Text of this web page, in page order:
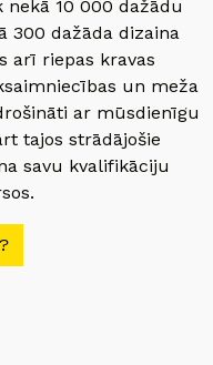
10 000 dažādu
300 dažāda dizaina
arī riepas kravas
un meža
ar mūsdienīgu
tajos strādājošie
savu kvalifikāciju